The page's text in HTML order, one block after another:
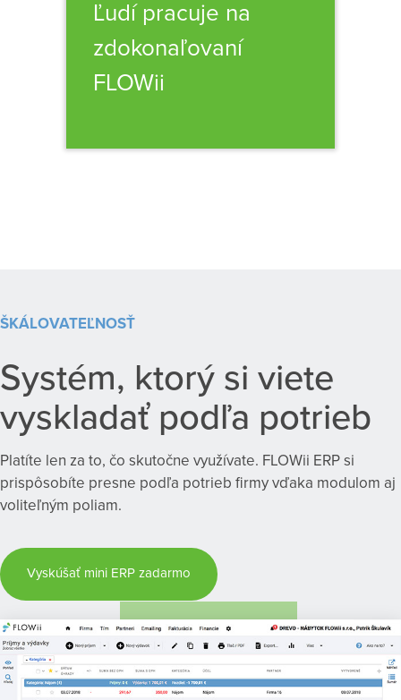
Ľudí pracuje na
zdokonaľovaní
FLOWii
ŠKÁLOVATEĽNOSŤ
Systém, ktorý si viete
vyskladať podľa potrieb
Platíte len za to, čo skutočne využívate. FLOWii ERP si
prispôsobíte presne podľa potrieb firmy vďaka modulom aj
voliteľným poliam.
Vyskúšať mini ERP zadarmo